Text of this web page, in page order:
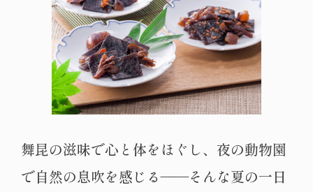
舞昆の滋味で心と体をほぐし、夜の動物園
で自然の息吹を感じる――そんな夏の一日